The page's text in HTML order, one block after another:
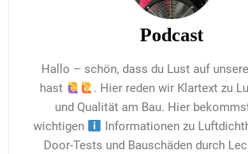
Podcast
Hallo – schön, dass du Lust auf
hast
. Hier reden wir Klartext zu
und Qualität am Bau. Hier
wichtigen
Informationen zu
Door-Tests und Bauschäden durch